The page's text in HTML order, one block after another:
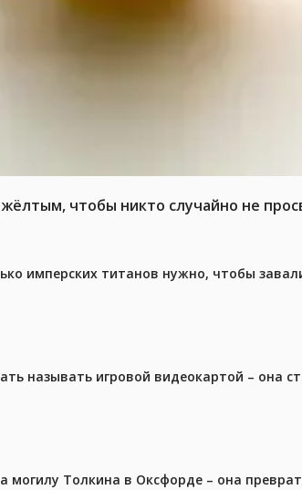
чтобы никто случайно не
имперских титанов нужно, чтобы
называть игровой видеокартой – она
могилу Толкина в Оксфорде – она